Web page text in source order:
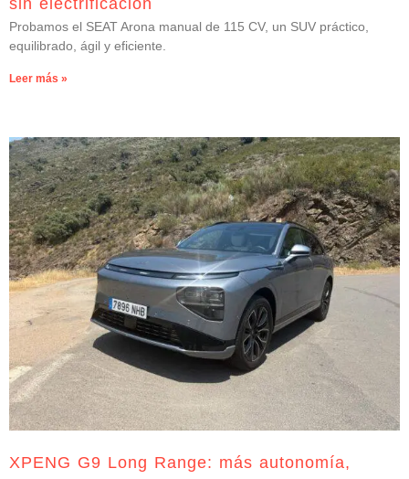
Probamos el SEAT Arona manual de 115 CV, un SUV práctico,
equilibrado, ágil y eficiente.
Leer más »
XPENG G9 Long Range: más autonomía,